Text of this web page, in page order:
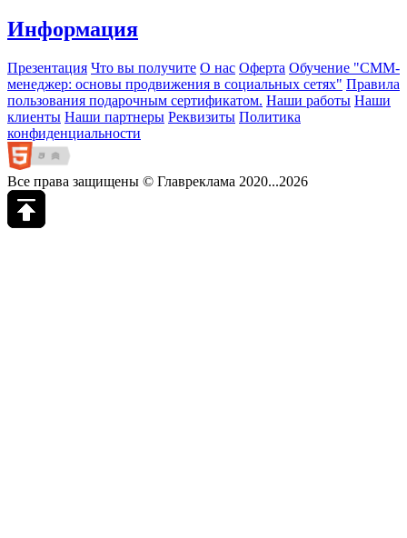
Информация
Презентация Что вы получите О нас Оферта Обучение "СМM-
менеджер: основы продвижения в социальных сетях" Правила
пользования подарочным сертификатом. Наши работы Наши
клиенты Наши партнеры Реквизиты Политика
конфиденциальности
Все права защищены © Главреклама 2020...2026